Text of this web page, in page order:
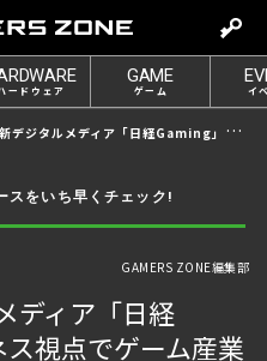
e
t
o
g
ードウェア
GAME
ゲーム イ
メディア「日経Gaming」創刊 ビジネス視点でゲーム産業を徹底解剖
スをいち早くチェック!
GAMERS ZONE編集部
ディア「日経
視点でゲーム産業